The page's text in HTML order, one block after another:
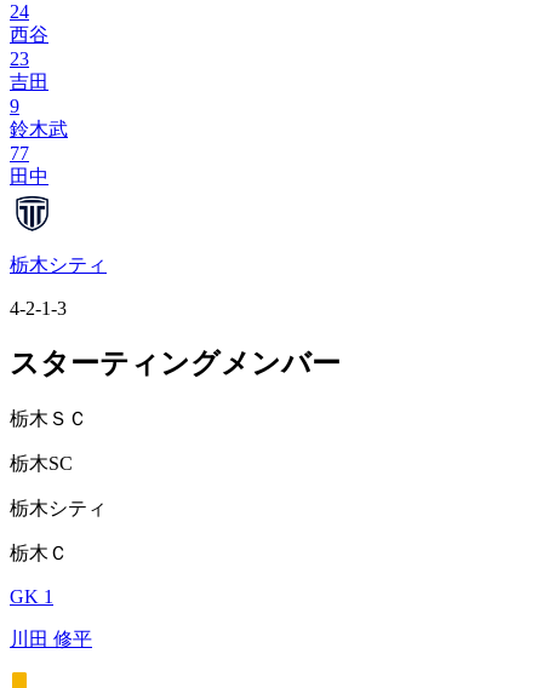
24
西谷
23
吉田
9
鈴木武
77
田中
栃木シティ
4-2-1-3
スターティングメンバー
栃木ＳＣ
栃木SC
栃木シティ
栃木Ｃ
GK 1
川田 修平